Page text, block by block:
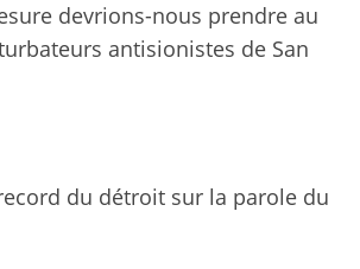
devrions-nous prendre au
antisionistes de San
du détroit sur la parole du